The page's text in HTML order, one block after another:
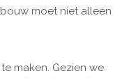
moet niet alleen
maken. Gezien we